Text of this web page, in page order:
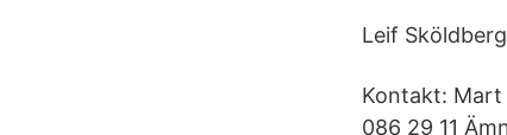
Leif
Kontakt:
086 29 11